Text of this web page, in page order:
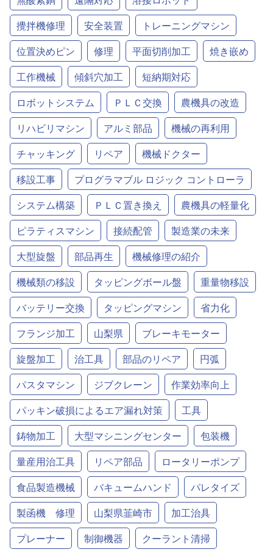
攪拌機修理
安全装置
トレーニングマシン
位置決めピン
修理 平面切削加工
焼き嵌め
工作機械
傾斜穴加工
短納期対応
ロボットシステム
ＰＬＣ交換
農機具の改造
リハビリマシン
アルミ部品
機械の再利用
チャッキング
リペア
機械ドクター
移設工事
プログラマブル ロジック コントローラ
システム構築
ＰＬＣ置き換え
農機具の軽量化
ピラティスマシン
接続配管
製造業の未来
大型旋盤
部品再生
機械修理の紹介
機械類の移設
タッピングボール盤
重量物移設
バッテリー交換
タッピングマシン
省力化
フランジ加工
山梨県
ブレーキモーター
旋盤加工
治工具 部品のリペア
円弧
パスタマシン
ジブクレーン
作業効率向上
パッキン破損によるエア漏れ対策
工具
鋳物加工
大型マシニングセンター
包装機
量産用治工具
リペア部品
ロータリーポンプ
食品製造機械
バキュームハンド
パレタイズ
製函機 修理
山梨県韮崎市
加工治具
プレーナー
制御機器
クーラント清掃